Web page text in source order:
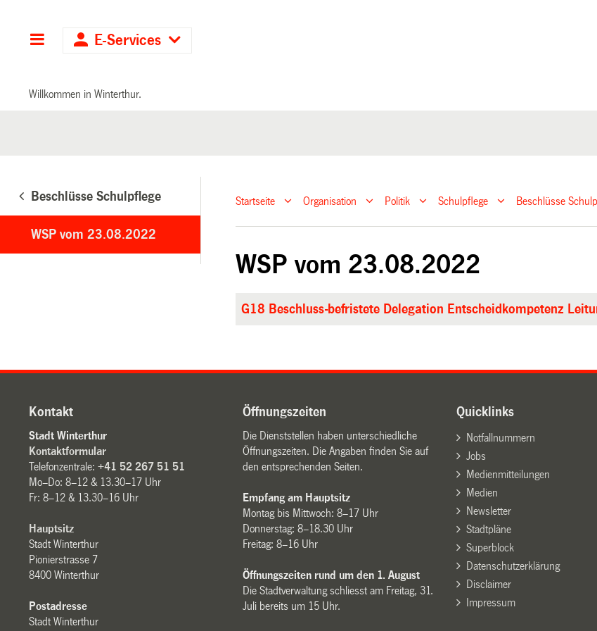
Hauptnavigation
E-Services
Willkommen in Winterthur.
Beschlüsse Schulpflege
WSP vom 23.08.2022
Startseite Organisation Politik Schulpflege Beschlüsse
WSP vom 23.08.2022
G18 Beschluss-befristete Delegation Entscheidkompetenz
Kontakt
Stadt Winterthur
Kontaktformular
Telefonzentrale:+41 52 267 51 51
Mo–Do: 8–12 & 13.30–17 Uhr
Fr: 8–12 & 13.30–16 Uhr
Hauptsitz
Stadt Winterthur
Pionierstrasse 7
8400 Winterthur
Postadresse
Stadt Winterthur
Öffnungszeiten
Die Dienststellen haben unterschiedliche
Öffnungszeiten. Die Angaben finden Sie auf
den entsprechenden Seiten.
Empfang am Hauptsitz
Montag bis Mittwoch: 8–17 Uhr
Donnerstag: 8–18.30 Uhr
Freitag: 8–16 Uhr
Öffnungszeiten rund um den 1. August
Die Stadtverwaltung schliesst am Freitag, 31.
Juli bereits um 15 Uhr.
Quicklinks
Notfallnummern
Jobs
Medienmitteilungen
Medien
Newsletter
Stadtpläne
Superblock
Datenschutzerklärung
Disclaimer
Impressum